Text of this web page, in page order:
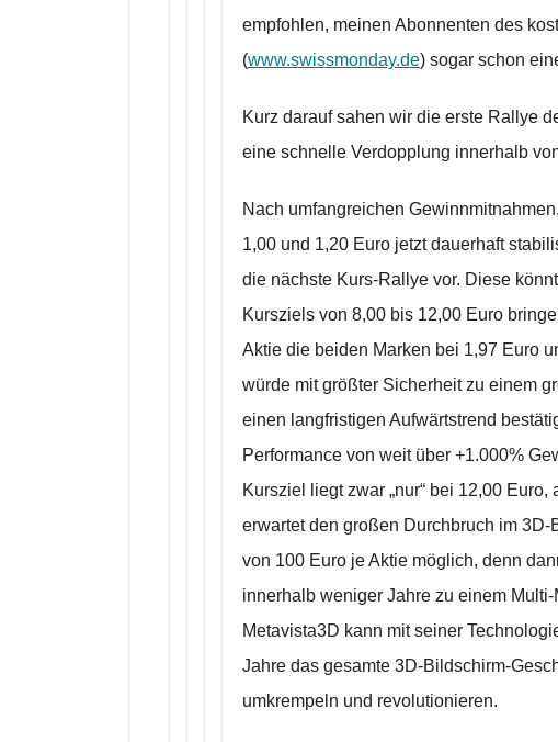
empfohlen, meinen Abonnenten des
(www.swissmonday.de) sogar schon
Kurz darauf sahen wir die erste Rallye
eine schnelle Verdopplung innerhalb
Nach umfangreichen
1,00 und 1,20 Euro jetzt dauerhaft
die nächste Kurs-Rallye vor. Diese
Kursziels von 8,00 bis 12,00 Euro
Aktie die beiden Marken bei 1,97 Euro
würde mit größter Sicherheit zu einem
einen langfristigen Aufwärtstrend
Performance von weit über +1.000%
Kursziel liegt zwar „nur“ bei 12,00
erwartet den großen Durchbruch im
von 100 Euro je Aktie möglich, denn
innerhalb weniger Jahre zu einem
Metavista3D kann mit seiner
Jahre das gesamte 3D-Bildschirm-
umkrempeln und revolutionieren.